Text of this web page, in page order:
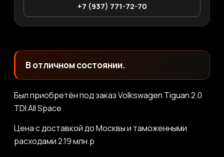
+7 (937) 771-72-70
В отличном состоянии.
Был приобретён под заказ Volkswagen Tiguan 2.0
TDI All Space
Цена с доставкой до Москвы и таможенными
расходами 2.19 млн.р